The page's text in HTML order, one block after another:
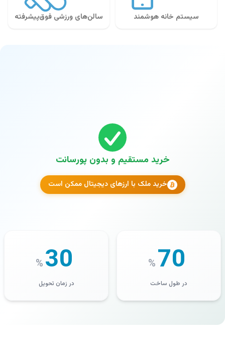
سیستم خانه هوشمند سالن‌های ورزشی فوق‌پیشرفته
خرید مستقیم و بدون پورسانت
خرید ملک با ارزهای دیجیتال ممکن است
70
%
در طول ساخت
30
%
در زمان تحویل